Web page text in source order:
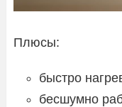
Плюсы:
быстро
бесшумно